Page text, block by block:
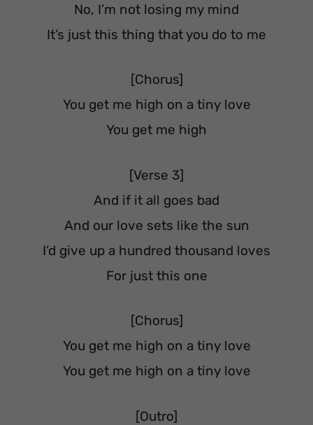
No, I’m not losing my mind
It’s just this thing that you do to me
[Chorus]
You get me high on a tiny love
You get me high
[Verse 3]
And if it all goes bad
And our love sets like the sun
I’d give up a hundred thousand loves
For just this one
[Chorus]
You get me high on a tiny love
You get me high on a tiny love
[Outro]